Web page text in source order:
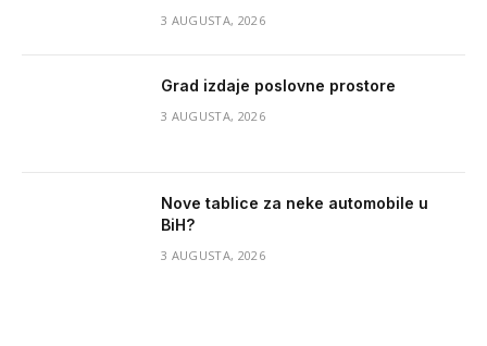
3 AUGUSTA, 2026
Grad izdaje poslovne prostore
3 AUGUSTA, 2026
Nove tablice za neke automobile u
BiH?
3 AUGUSTA, 2026